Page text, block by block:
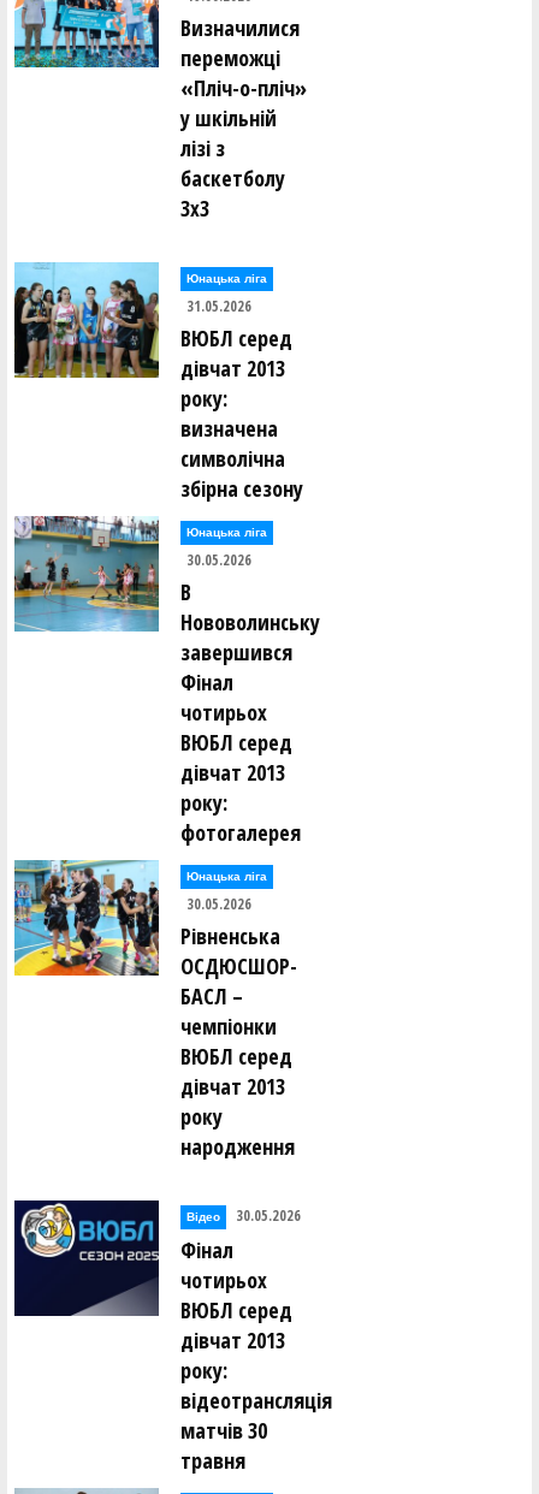
Визначилися
переможці
«Пліч-о-пліч»
у шкільній
лізі з
баскетболу
3х3
Юнацька ліга
31.05.2026
ВЮБЛ серед
дівчат 2013
року:
визначена
символічна
збірна сезону
Юнацька ліга
30.05.2026
В
Нововолинську
завершився
Фінал
чотирьох
ВЮБЛ серед
дівчат 2013
року:
фотогалерея
Юнацька ліга
30.05.2026
Рівненська
ОСДЮСШОР-
БАСЛ –
чемпіонки
ВЮБЛ серед
дівчат 2013
року
народження
Відео 30.05.2026
Фінал
чотирьох
ВЮБЛ серед
дівчат 2013
року:
відеотрансляція
матчів 30
травня